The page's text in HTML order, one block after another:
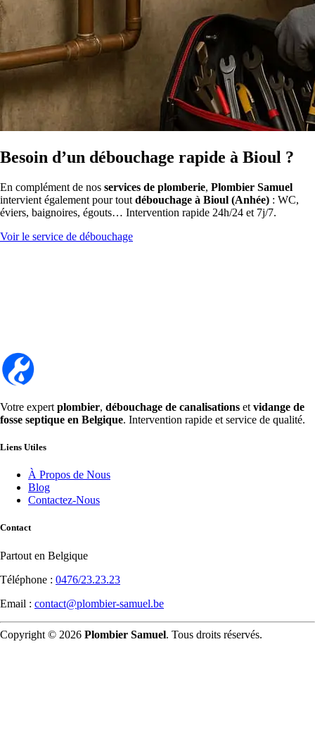
Besoin d’un débouchage rapide à Bioul ?
En complément de nos services de plomberie, Plombier Samuel
intervient également pour tout débouchage à Bioul (Anhée) : WC,
éviers, baignoires, égouts… Intervention rapide 24h/24 et 7j/7.
Voir le service de débouchage
Votre expert plombier, débouchage de canalisations et vidange de
fosse septique en Belgique. Intervention rapide et service de qualité.
Liens Utiles
À Propos de Nous
Blog
Contactez-Nous
Contact
Partout en Belgique
Téléphone : 0476/23.23.23
Email : contact@plombier-samuel.be
Copyright © 2026 Plombier Samuel. Tous droits réservés.